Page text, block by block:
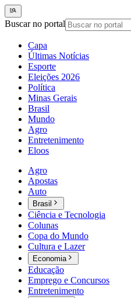
Buscar no portal
Capa
Últimas Notícias
Esporte
Eleições 2026
Política
Minas Gerais
Brasil
Mundo
Agro
Entretenimento
Eloos
Agro
Apostas
Auto
Brasil
Ciência e Tecnologia
Colunas
Copa do Mundo
Cultura e Lazer
Economia
Educação
Emprego e Concursos
Entretenimento